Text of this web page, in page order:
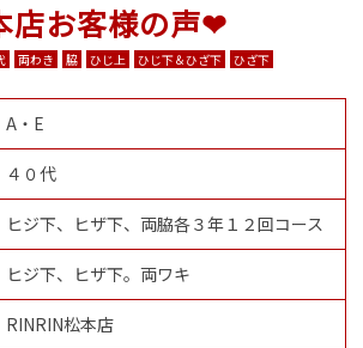
店お客様の声❤
両わき 脇 ひじ上 ひじ下＆ひざ下 ひざ下
A・E
４０代
ヒジ下、ヒザ下、両脇各３年１２回コース
ヒジ下、ヒザ下。両ワキ
RINRIN松本店